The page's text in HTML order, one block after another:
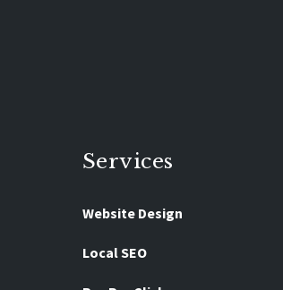
Services
Website Design
Local SEO